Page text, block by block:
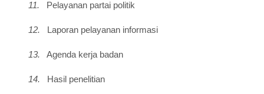
11. Pelayanan partai politik
12. Laporan pelayanan informasi
13. Agenda kerja badan
14. Hasil penelitian